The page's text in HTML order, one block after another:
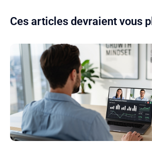
Ces articles devraient vous